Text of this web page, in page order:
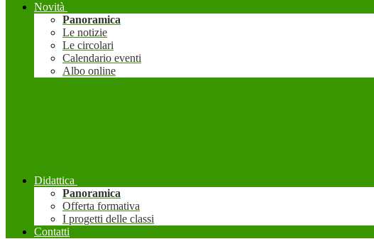
Novità
Panoramica
Le notizie
Le circolari
Calendario eventi
Albo online
Didattica
Panoramica
Offerta formativa
I progetti delle classi
Contatti